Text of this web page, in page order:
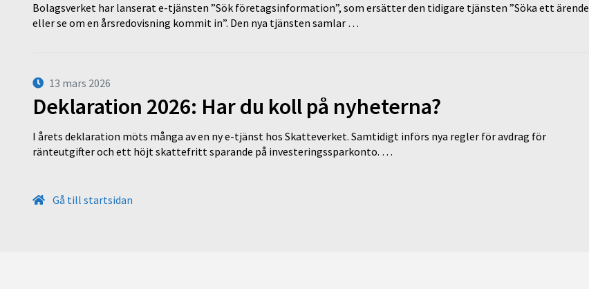
Bolagsverket har lanserat e-tjänsten ”Sök företagsinformation”, som ersätter den tidigare tjänsten ”Söka ett ärende
eller se om en årsredovisning kommit in”. Den nya tjänsten samlar …
13 mars 2026
Deklaration 2026: Har du koll på nyheterna?
I årets deklaration möts många av en ny e-tjänst hos Skatteverket. Samtidigt införs nya regler för avdrag för
ränteutgifter och ett höjt skattefritt sparande på investeringssparkonto. …
Gå till startsidan